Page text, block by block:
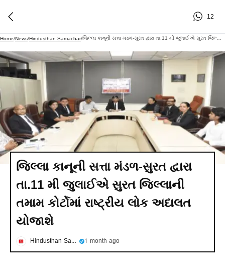
12
Home/News/Hindusthan Samachar/
જિલ્લા કાનૂની સત્તા મંડળ-સુરત દ્વારા
તા.11 મી જુલાઈએ સુરત જિલ્લાની
તમામ કોર્ટોમાં રાષ્ટ્રીય લોક અદાલત
યોજાશે
Hindusthan Samachar 1 month ago